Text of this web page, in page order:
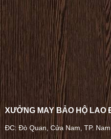
XƯỞNG MAY BẢO HỘ LAO
ĐC: Đò Quan, Cửa Nam, TP.